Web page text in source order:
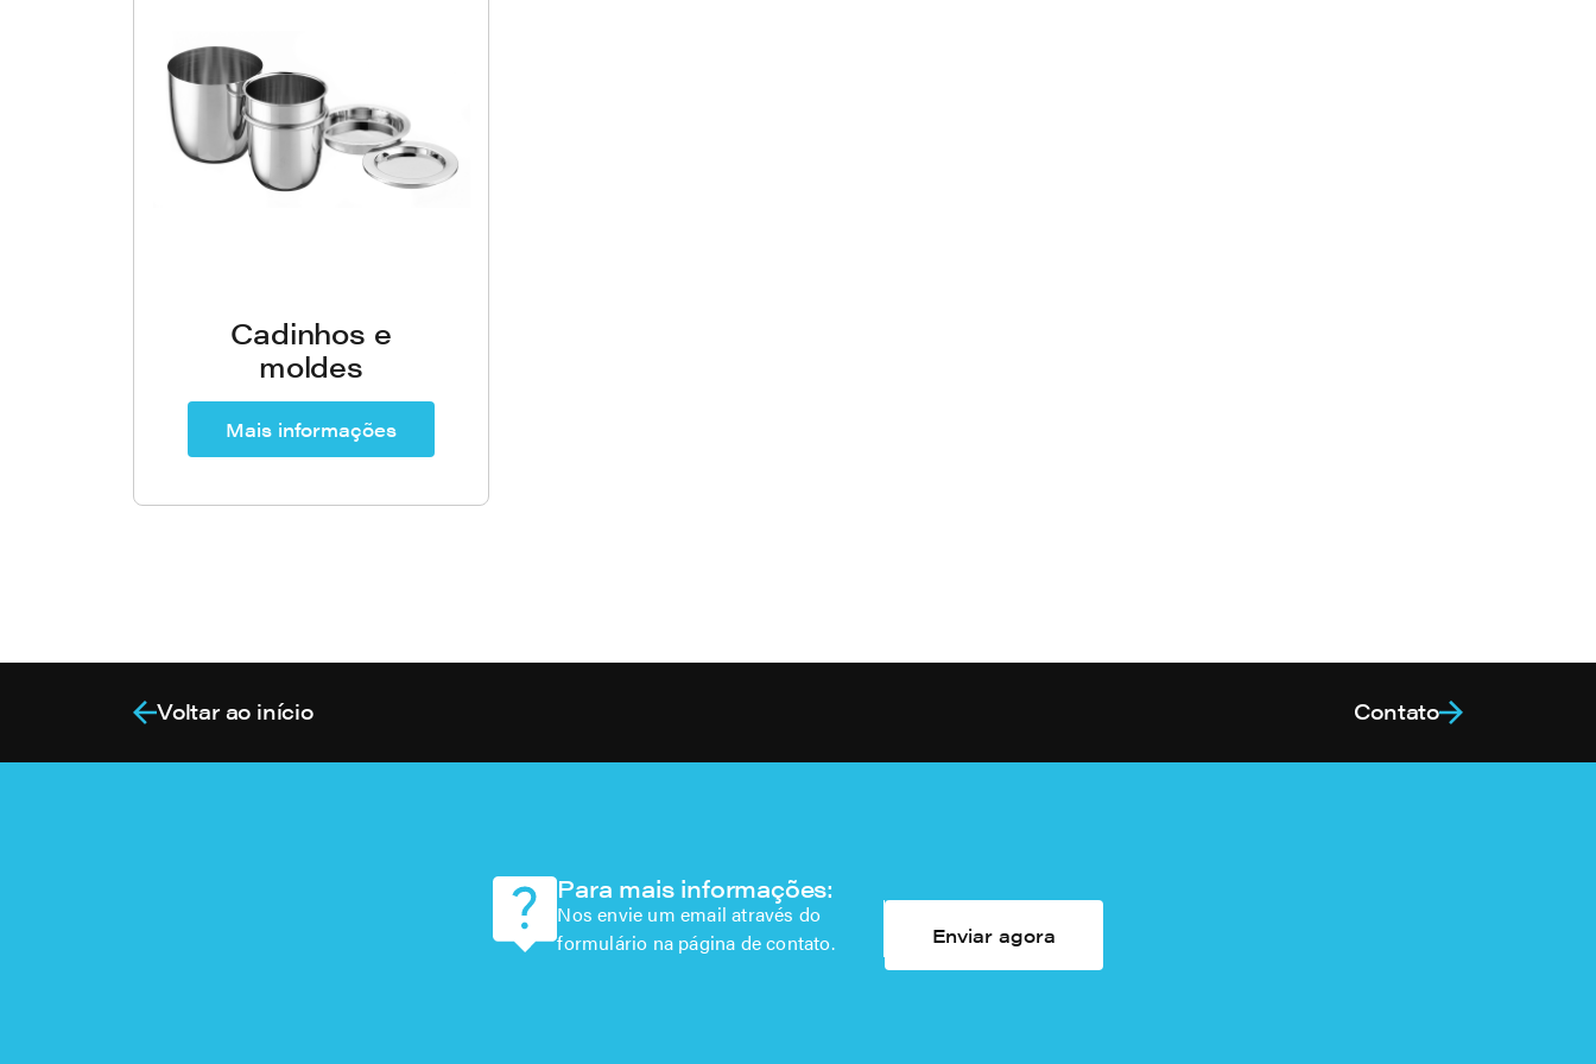
Cadinhos e
moldes
Mais informações
Voltar ao início Contato
Para mais informações:
Nos envie um email através do
formulário na página de contato.
Enviar agora